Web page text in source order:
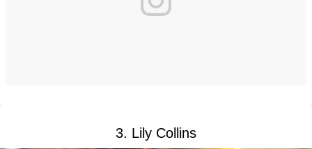
3. Lily Collins